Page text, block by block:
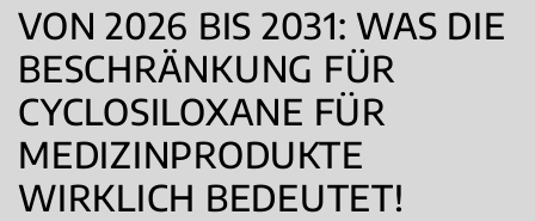
VON 2026 BIS 2031: WAS DIE
BESCHRÄNKUNG FÜR
CYCLOSILOXANE FÜR
MEDIZINPRODUKTE
WIRKLICH BEDEUTET!